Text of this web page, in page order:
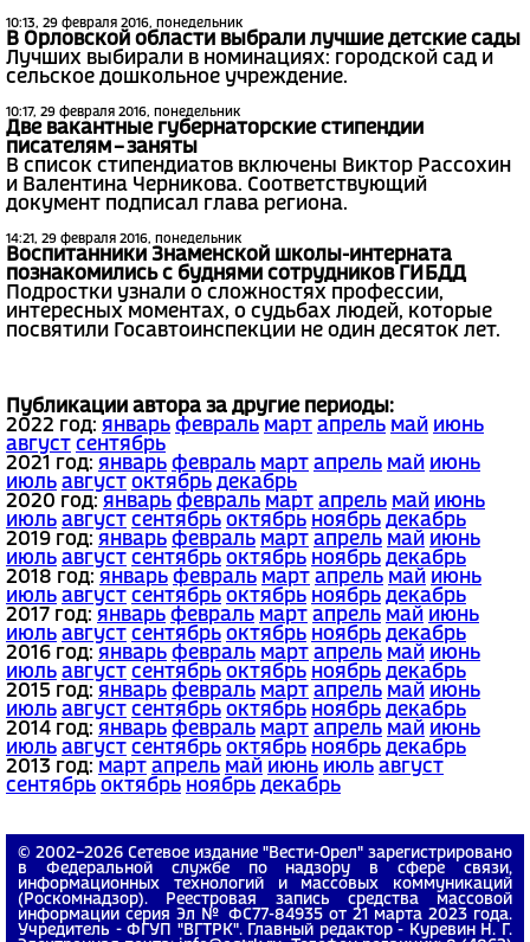
10:13, 29 февраля 2016, понедельник
В Орловской области выбрали лучшие детские сады
Лучших выбирали в номинациях: городской сад и
сельское дошкольное учреждение.
10:17, 29 февраля 2016, понедельник
Две вакантные губернаторские стипендии
писателям – заняты
В список стипендиатов включены Виктор Рассохин
и Валентина Черникова. Соответствующий
документ подписал глава региона.
14:21, 29 февраля 2016, понедельник
Воспитанники Знаменской школы-интерната
познакомились с буднями сотрудников ГИБДД
Подростки узнали о сложностях профессии,
интересных моментах, о судьбах людей, которые
посвятили Госавтоинспекции не один десяток лет.
Публикации автора за другие периоды:
2022 год: январь февраль март апрель май июнь
август сентябрь
2021 год: январь февраль март апрель май июнь
июль август октябрь декабрь
2020 год: январь февраль март апрель май июнь
июль август сентябрь октябрь ноябрь декабрь
2019 год: январь февраль март апрель май июнь
июль август сентябрь октябрь ноябрь декабрь
2018 год: январь февраль март апрель май июнь
июль август сентябрь октябрь ноябрь декабрь
2017 год: январь февраль март апрель май июнь
июль август сентябрь октябрь ноябрь декабрь
2016 год: январь февраль март апрель май июнь
июль август сентябрь октябрь ноябрь декабрь
2015 год: январь февраль март апрель май июнь
июль август сентябрь октябрь ноябрь декабрь
2014 год: январь февраль март апрель май июнь
июль август сентябрь октябрь ноябрь декабрь
2013 год: март апрель май июнь июль август
сентябрь октябрь ноябрь декабрь
© 2002−2026 Сетевое издание "Вести-Орел" зарегистрировано
в Федеральной службе по надзору в сфере связи,
информационных технологий и массовых коммуникаций
(Роскомнадзор). Реестровая запись средства массовой
информации серия Эл № ФС77-84935 от 21 марта 2023 года.
Учредитель - ФГУП "ВГТРК". Главный редактор - Куревин Н. Г.